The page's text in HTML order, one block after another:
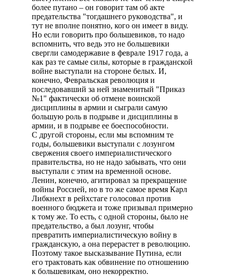
более путано – он говорит там об акте
предательства "тогдашнего руководства", и
тут не вполне понятно, кого он имеет в виду.
Но если говорить про большевиков, то надо
вспомнить, что ведь это не большевики
свергли самодержавие в феврале 1917 года, а
как раз те самые силы, которые в гражданской
войне выступали на стороне белых. И,
конечно, Февральская революция и
последовавший за ней знаменитый "Приказ
№1" фактически об отмене воинской
дисциплины в армии и сыграли самую
большую роль в подрыве и дисциплины в
армии, и в подрыве ее боеспособности.
С другой стороны, если мы вспомним те
годы, большевики выступали с лозунгом
свержения своего империалистического
правительства, но не надо забывать, что они
выступали с этим на временной основе.
Ленин, конечно, агитировал за прекращение
войны Россией, но в то же самое время Карл
Либкнехт в рейхстаге голосовал против
военного бюджета и тоже призывал примерно
к тому же. То есть, с одной стороны, было не
предательство, а был лозунг, чтобы
превратить империалистическую войну в
гражданскую, а она перерастет в революцию.
Поэтому такое высказывание Путина, если
его трактовать как обвинение по отношению
к большевикам, оно некорректно.